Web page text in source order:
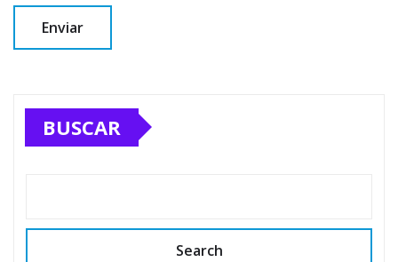
BUSCAR
Search